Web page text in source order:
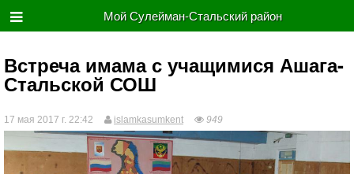
Мой Сулейман-Стальский район
Встреча имама с учащимися Ашага-
Стальской СОШ
17 мая 2017 г. 22:42 islamkasumkent 949